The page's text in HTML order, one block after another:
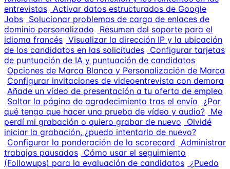
entrevistas Activar datos estructurados de Google
Jobs Solucionar problemas de carga de enlaces de
dominio personalizado
Resumen del soporte para el
idioma francés Visualizar la dirección IP y la ubicación
de los candidatos en las solicitudes Configurar tarjetas
de puntuación de IA y puntuación de candidatos
Opciones de Marca Blanca y Personalización de Marca
Configurar invitaciones de videoentrevista con demora
Añade un vídeo de presentación a tu oferta de empleo
Saltar la página de agradecimiento tras el envío
¿Por
qué tengo que hacer una prueba de vídeo y audio? Me
perdí mi grabación o quiero grabar de nuevo
Olvidé
iniciar la grabación, ¿puedo intentarlo de nuevo?
Configurar la ponderación de la scorecard Administrar
trabajos pausados Cómo usar el seguimiento
(Followups) para la evaluación de candidatos ¿Puedo